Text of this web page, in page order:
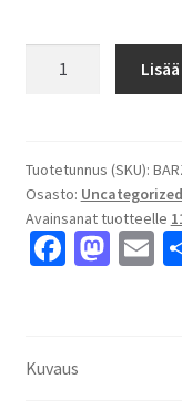
5x114.3
ET40
keskireikä:71.5
määrä
Tuotetunnus (SKU):
Osasto: Uncategorized
Avainsanat tuotteelle
Fa
o
o
M E
Kuvaus